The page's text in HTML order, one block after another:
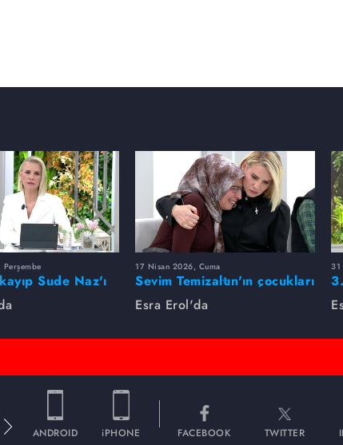
Sude Naz'ı
17 Nisan 2026, Cuma
Sevim Temizaltın'ın çocukları
nerede?
Esra Erol'da
31
ANDROID iPHONE FACEBOOK TWITTER